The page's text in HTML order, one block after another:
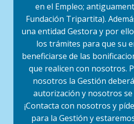
en el Empleo;
Fundación Tripartita).
una entidad Gestora y por
los trámites para que su
beneficiarse de las
que realicen con nosotros.
nosotros la Gestión
autorización y nosotros se
¡Contacta con nosotros y
para la Gestión y